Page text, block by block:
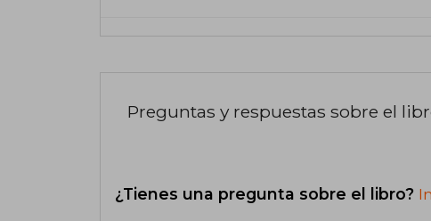
Preguntas y respuestas sobre el
¿Tienes una pregunta sobre el libro?